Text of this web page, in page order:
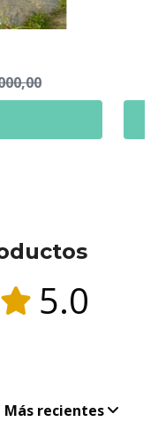
5.0
Más recientes